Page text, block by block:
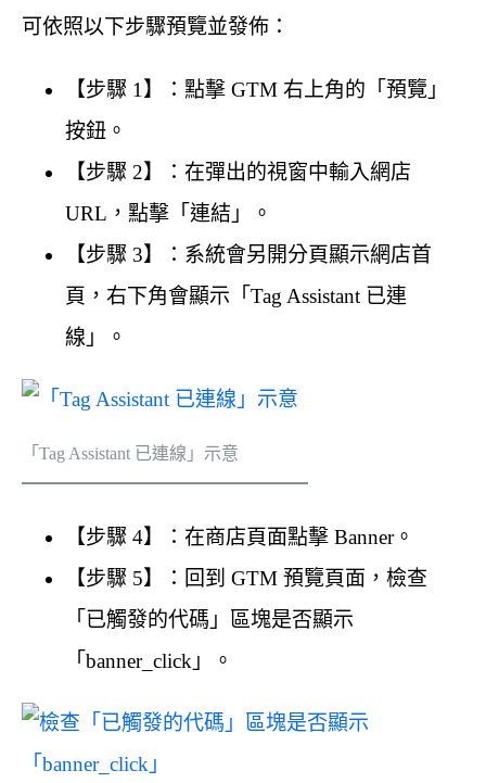
可依照以下步驟預覽並發佈：
【步驟 1】：點擊 GTM 右上角的「預覽」
按鈕。
【步驟 2】：在彈出的視窗中輸入網店
URL，點擊「連結」。
【步驟 3】：系統會另開分頁顯示網店首
頁，右下角會顯示「Tag Assistant 已連
線」。
「Tag Assistant 已連線」示意
【步驟 4】：在商店頁面點擊 Banner。
【步驟 5】：回到 GTM 預覽頁面，檢查
「已觸發的代碼」區塊是否顯示
「banner_click」。